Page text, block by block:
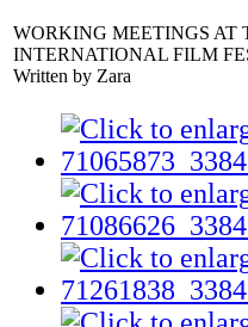
WORKING MEETINGS AT
INTERNATIONAL FILM
Written by Zara